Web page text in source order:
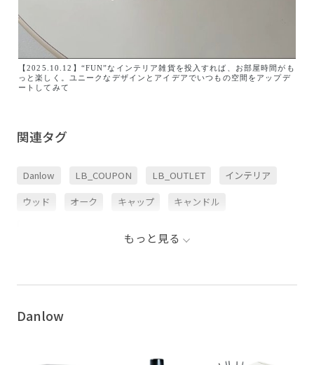
【2025.10.12】“FUN”なインテリア雑貨を投入すれば、お部屋時間がも
っと楽しく。ユニークなデザインとアイデアでいつもの空間をアップデ
ートしてみて
関連タグ
Danlow LB_COUPON LB_OUTLET インテリア
ウッド オーク キャップ キャンドル
ルームフレグランス 良い香り 重厚感 魅惑的
もっと見る
Danlow